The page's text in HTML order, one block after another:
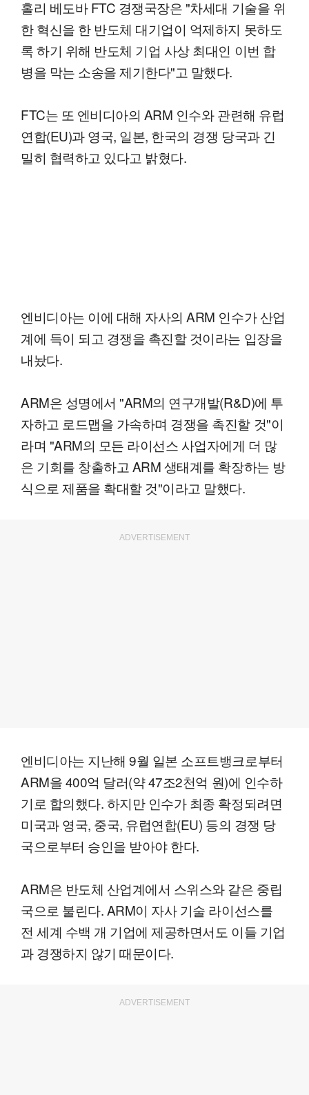
홀리 베도바 FTC 경쟁국장은 "차세대 기술을 위
한 혁신을 한 반도체 대기업이 억제하지 못하도
록 하기 위해 반도체 기업 사상 최대인 이번 합
병을 막는 소송을 제기한다"고 말했다.
FTC는 또 엔비디아의 ARM 인수와 관련해 유럽
연합(EU)과 영국, 일본, 한국의 경쟁 당국과 긴
밀히 협력하고 있다고 밝혔다.
엔비디아는 이에 대해 자사의 ARM 인수가 산업
계에 득이 되고 경쟁을 촉진할 것이라는 입장을
내놨다.
ARM은 성명에서 "ARM의 연구개발(R&D)에 투
자하고 로드맵을 가속하며 경쟁을 촉진할 것"이
라며 "ARM의 모든 라이선스 사업자에게 더 많
은 기회를 창출하고 ARM 생태계를 확장하는 방
식으로 제품을 확대할 것"이라고 말했다.
ADVERTISEMENT
엔비디아는 지난해 9월 일본 소프트뱅크로부터
ARM을 400억 달러(약 47조2천억 원)에 인수하
기로 합의했다. 하지만 인수가 최종 확정되려면
미국과 영국, 중국, 유럽연합(EU) 등의 경쟁 당
국으로부터 승인을 받아야 한다.
ARM은 반도체 산업계에서 스위스와 같은 중립
국으로 불린다. ARM이 자사 기술 라이선스를
전 세계 수백 개 기업에 제공하면서도 이들 기업
과 경쟁하지 않기 때문이다.
ADVERTISEMENT